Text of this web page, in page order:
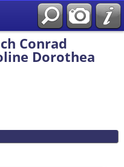
Conrad
Dorothea